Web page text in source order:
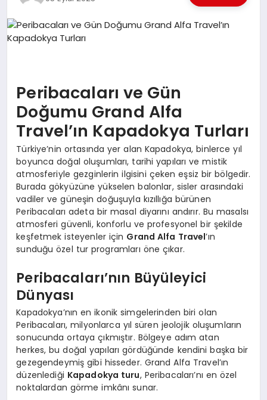
EĞITIM
Peribacaları ve Gün
Doğumu Grand Alfa
Travel’ın Kapadokya Turları
Türkiye’nin ortasında yer alan Kapadokya, binlerce yıl
boyunca doğal oluşumları, tarihi yapıları ve mistik
atmosferiyle gezginlerin ilgisini çeken eşsiz bir bölgedir.
Burada gökyüzüne yükselen balonlar, sisler arasındaki
vadiler ve güneşin doğuşuyla kızıllığa bürünen
Peribacaları adeta bir masal diyarını andırır. Bu masalsı
atmosferi güvenli, konforlu ve profesyonel bir şekilde
keşfetmek isteyenler için Grand Alfa Travel’ın
sunduğu özel tur programları öne çıkar.
Peribacaları’nın Büyüleyici
Dünyası
Kapadokya’nın en ikonik simgelerinden biri olan
Peribacaları, milyonlarca yıl süren jeolojik oluşumların
sonucunda ortaya çıkmıştır. Bölgeye adım atan
herkes, bu doğal yapıları gördüğünde kendini başka bir
gezegendeymiş gibi hisseder. Grand Alfa Travel’ın
düzenlediği Kapadokya turu, Peribacaları’nı en özel
noktalardan görme imkânı sunar.